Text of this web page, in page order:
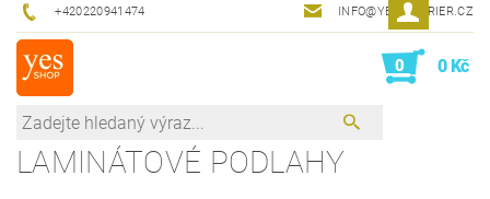
+420220941474 INFO@YESINTERIER.CZ
0 0 Kč
LAMINÁTOVÉ PODLAHY